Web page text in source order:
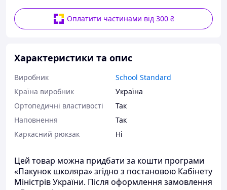
Оплатити частинами від 300 ₴
Характеристики та опис
Виробник
School Standard
Країна виробник
Україна
Ортопедичні властивості
Так
Наповнення
Так
Каркасний рюкзак
Ні
Цей товар можна придбати за кошти програми
«Пакунок школяра» згідно з постановою Кабінету
Міністрів України. Після оформлення замовлення